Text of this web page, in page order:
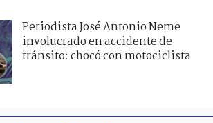
Periodista José Antonio Neme
involucrado en accidente de
tránsito: chocó con motociclista